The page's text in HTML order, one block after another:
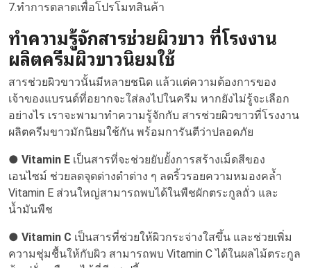
7.ทำการตลาดเพื่อโปรโมทสินค้า
ทำความรู้จักสารช่วยผิวขาว ที่โรงงาน
ผลิตครีมผิวขาวนิยมใช้
สารช่วยผิวขาวนั้นมีหลายชนิด แล้วแต่ความต้องการของ
เจ้าของแบรนด์ที่อยากจะใส่ลงไปในครีม หากยังไม่รู้จะเลือก
อย่างไร เราจะพามาทำความรู้จักกับ สารช่วยผิวขาวที่โรงงาน
ผลิตครีมขาวมักนิยมใช้กัน พร้อมการันตีว่าปลอดภัย
● Vitamin E เป็นสารที่จะช่วยยับยั้งการสร้างเม็ดสีของ
เอนไซม์ ช่วยลดจุดด่างดำต่าง ๆ ลดริ้วรอยความหมองคล้ำ
Vitamin E ส่วนใหญ่สามารถพบได้ในพืชผักตระกูลถั่ว และ
น้ำมันพืช
● Vitamin C เป็นสารที่ช่วยให้ผิวกระจ่างใสขึ้น และช่วยเพิ่ม
ความชุ่มชื้นให้กับผิว สามารถพบ Vitamin C ได้ในผลไม้ตระกูล